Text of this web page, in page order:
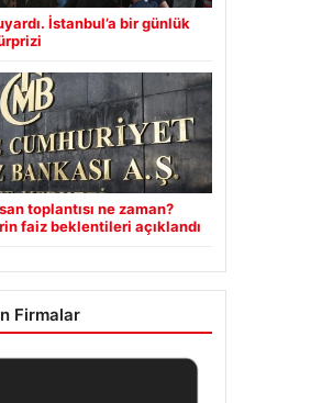
İstanbul’a bir günlük
toplantısı ne zaman?
faiz beklentileri açıklandı
Firmalar